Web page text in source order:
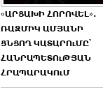
«ԱՐՑԱԽԻ ՀՈՐՈՎԵԼ».
ՌԱԶՄԻԿ ԱՄՅԱՆԻ
ՑՆՑՈՂ ԿԱՏԱՐՈւՄԸ՝
ՀԱՆՐԱՊԵՏՈւԹՅԱՆ
ՀՐԱՊԱՐԱԿՈւՄ